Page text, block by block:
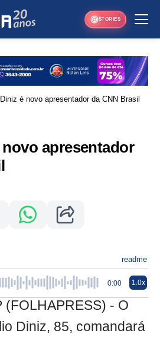
STORIES
é novo apresentador da CNN Brasil
apresentador
readme
0:00 1.0x
(FOLHAPRESS) - O
Diniz, 85, comandará